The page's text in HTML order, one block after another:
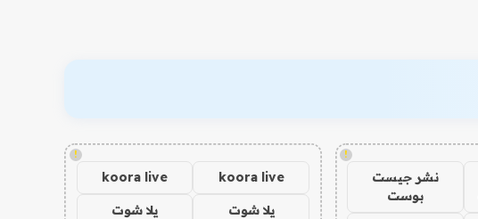
!
نشر جيست
بوست
!
koora live
koora live
يلا شوت يلا شوت